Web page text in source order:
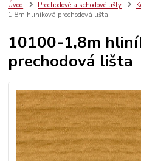
Úvod Prechodové a schodové lišty
1,8m hliníková prechodová lišta
10100-1,8m
prechodová lišta